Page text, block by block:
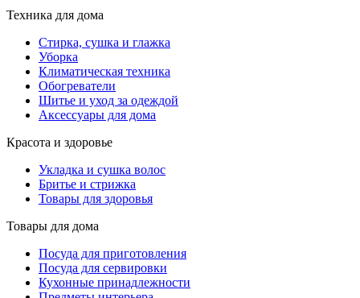
Техника для дома
Стирка, сушка и глажка
Уборка
Климатическая техника
Обогреватели
Шитье и уход за одеждой
Аксессуары для дома
Красота и здоровье
Укладка и сушка волос
Бритье и стрижка
Товары для здоровья
Товары для дома
Посуда для приготовления
Посуда для сервировки
Кухонные принадлежности